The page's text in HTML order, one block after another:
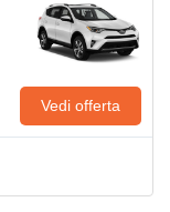
Vedi offerta